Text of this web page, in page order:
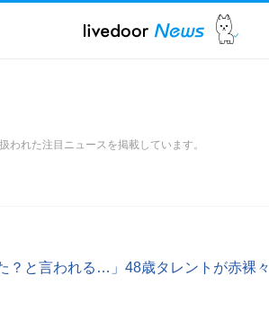
われた注目ニュースを掲載しています。
？と言われる…」48歳タレントが赤裸々